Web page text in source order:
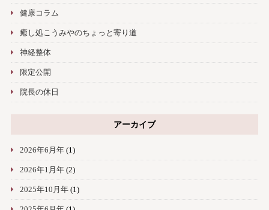
健康コラム
癒し処こうみやのちょっと寄り道
神経整体
限定公開
院長の休日
アーカイブ
2026年6月年(1)
2026年1月年(2)
2025年10月年(1)